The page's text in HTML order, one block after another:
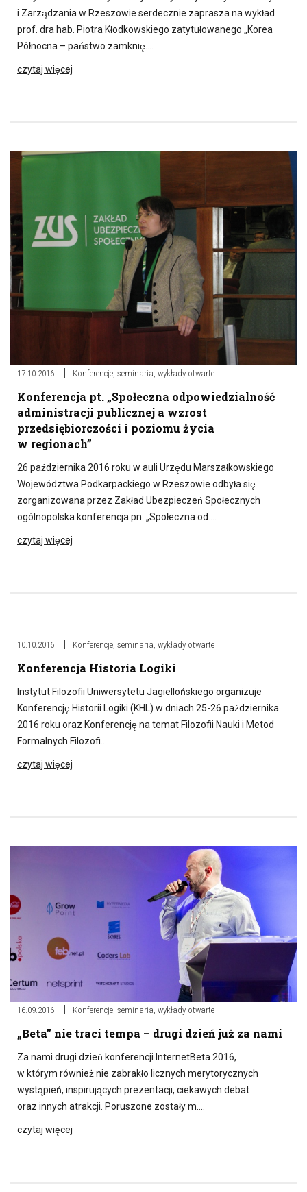
i Zarządzania w Rzeszowie serdecznie zaprasza na wykład
prof. dra hab. Piotra Kłodkowskiego zatytułowanego „Korea
Północna – państwo zamknię….
czytaj więcej
17.10.2016 Konferencje, seminaria, wykłady otwarte
Konferencja pt. „Społeczna odpowiedzialność
administracji publicznej a wzrost
przedsiębiorczości i poziomu życia
w regionach”
26 października 2016 roku w auli Urzędu Marszałkowskiego
Województwa Podkarpackiego w Rzeszowie odbyła się
zorganizowana przez Zakład Ubezpieczeń Społecznych
ogólnopolska konferencja pn. „Społeczna od….
czytaj więcej
10.10.2016 Konferencje, seminaria, wykłady otwarte
Konferencja Historia Logiki
Instytut Filozofii Uniwersytetu Jagiellońskiego organizuje
Konferencję Historii Logiki (KHL) w dniach 25-26 października
2016 roku oraz Konferencję na temat Filozofii Nauki i Metod
Formalnych Filozofi….
czytaj więcej
16.09.2016 Konferencje, seminaria, wykłady otwarte
„Beta” nie traci tempa – drugi dzień już za nami
Za nami drugi dzień konferencji InternetBeta 2016,
w którym również nie zabrakło licznych merytorycznych
wystąpień, inspirujących prezentacji, ciekawych debat
oraz innych atrakcji. Poruszone zostały m….
czytaj więcej